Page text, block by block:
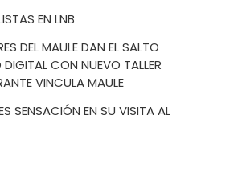
EN LNB
DEL MAULE DAN EL SALTO
CON NUEVO TALLER
VINCULA MAULE
SENSACIÓN EN SU VISITA AL